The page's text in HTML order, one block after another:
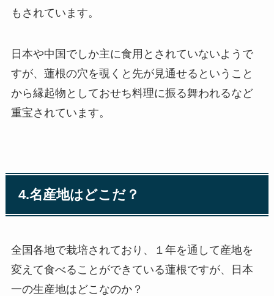
もされています。
日本や中国でしか主に食用とされていないようで
すが、蓮根の穴を覗くと先が見通せるということ
から縁起物としておせち料理に振る舞われるなど
重宝されています。
4.名産地はどこだ？
全国各地で栽培されており、１年を通して産地を
変えて食べることができている蓮根ですが、日本
一の生産地はどこなのか？